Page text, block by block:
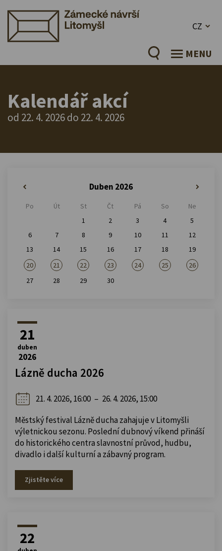
CZ
MENU
Kalendář akcí
od 22. 4. 2026 do 22. 4. 2026
Duben 2026
Po Út St Čt Pá So
Ne
1
2 3 4
5
6
7 8 9 10 11
12
13
14 15 16 17 18
19
20
21 22 23 24 25
26
27
28 29 30
21
duben
2026
Lázně ducha 2026
21. 4. 2026, 16:00 – 26. 4. 2026, 15:00
Městský festival Lázně ducha zahajuje v Litomyšli
výletnickou sezonu. Poslední dubnový víkend přináší
do historického centra slavnostní průvod, hudbu,
divadlo i další kulturní a zábavný program.
Zjistěte více
22